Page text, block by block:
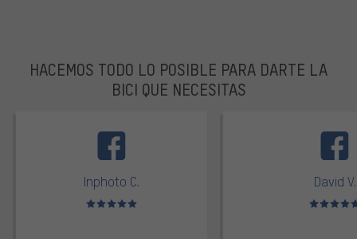
HACEMOS TODO LO POSIBLE PARA DARTE LA
BICI QUE NECESITAS
Inphoto C.
Valoración media: 5 de 5
David V.
Valoración